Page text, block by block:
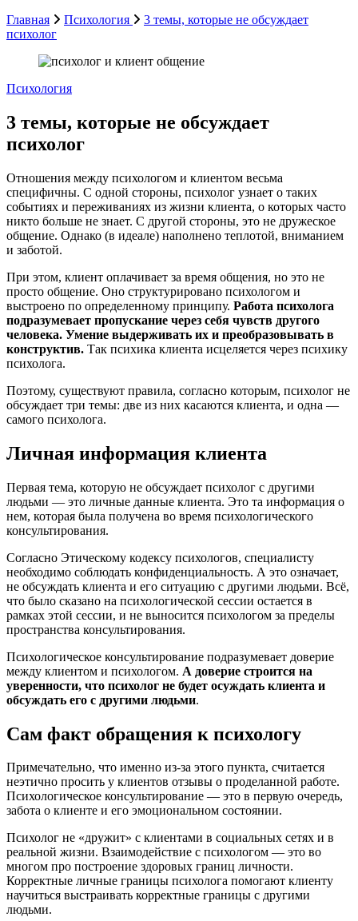
Главная
Психология
3 темы, которые не обсуждает
психолог
Психология
3 темы, которые не обсуждает
психолог
Отношения между психологом и клиентом весьма
специфичны. С одной стороны, психолог узнает о таких
событиях и переживаниях из жизни клиента, о которых часто
никто больше не знает. С другой стороны, это не дружеское
общение. Однако (в идеале) наполнено теплотой, вниманием
и заботой.
При этом, клиент оплачивает за время общения, но это не
просто общение. Оно структурировано психологом и
выстроено по определенному принципу. Работа психолога
подразумевает пропускание через себя чувств другого
человека. Умение выдерживать их и преобразовывать в
конструктив. Так психика клиента исцеляется через психику
психолога.
Поэтому, существуют правила, согласно которым, психолог не
обсуждает три темы: две из них касаются клиента, и одна —
самого психолога.
Личная информация клиента
Первая тема, которую не обсуждает психолог с другими
людьми — это личные данные клиента. Это та информация о
нем, которая была получена во время психологического
консультирования.
Согласно Этическому кодексу психологов, специалисту
необходимо соблюдать конфиденциальность. А это означает,
не обсуждать клиента и его ситуацию с другими людьми. Всё,
что было сказано на психологической сессии остается в
рамках этой сессии, и не выносится психологом за пределы
пространства консультирования.
Психологическое консультирование подразумевает доверие
между клиентом и психологом. А доверие строится на
уверенности, что психолог не будет осуждать клиента и
обсуждать его с другими людьми.
Сам факт обращения к психологу
Примечательно, что именно из-за этого пункта, считается
неэтично просить у клиентов отзывы о проделанной работе.
Психологическое консультирование — это в первую очередь,
забота о клиенте и его эмоциональном состоянии.
Психолог не «дружит» с клиентами в социальных сетях и в
реальной жизни. Взаимодействие с психологом — это во
многом про построение здоровых границ личности.
Корректные личные границы психолога помогают клиенту
научиться выстраивать корректные границы с другими
людьми.